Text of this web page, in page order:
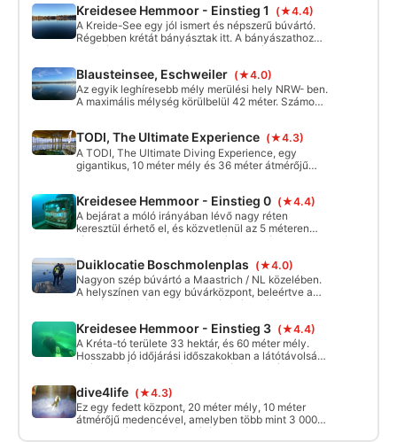
Tauchpartners bis zu einer empfohlenen
Tiefe von 18 Metern selbstständig zu
tauchen. Deine Kurse, die dann auf diesen
Kurs aufbauen findest du unter
mehr Informationen und eine
unverbindliche Beratung rufe doch einfach
mal unverbindlich an. Wir freuen uns über
minősítést. További információkért és
ingyenes konzultációért hívj minket
bizalommal. Várjuk jelentkezésed!
tájvédelmi területen található. Megközelítés
gyaloghidakon keresztül
Kreidesee Hemmoor - Einstieg 1
(★4.4)
A Kreide-See egy jól ismert és népszerű búvártó.
Régebben krétát bányásztak itt. A bányászathoz
szükséges utak, a vibrátor, a teherautók, a
látogatható a víz alatt.
Blausteinsee, Eschweiler (★4.0)
Az egyik leghíresebb mély merülési hely NRW- ben.
A maximális mélység körülbelül 42 méter. Számos
előírásokat. Van egy részletes búvártérkép a
honlapon.
TODI, The Ultimate Experience (★4.3)
A TODI, The Ultimate Diving Experience, egy
gigantikus, 10 méter mély és 36 méter átmérőjű
Kreidesee Hemmoor - Einstieg 0 (★4.4)
A bejárat a móló irányában lévő nagy réten
keresztül érhető el, és közvetlenül az 5 méteren
lévő platformra visz. Nagyon jó ügyességi
Duiklocatie Boschmolenplas (★4.0)
Nagyon szép búvártó a Maastrich / NL közelében.
A helyszínen van egy búvárközpont, beleértve a
töltőállomást és egyéb szolgáltatási ajánlatokat (a
szaniter létesítményeket is. Holland
harapnivalókat, valamint hideg és meleg italokat
kínálnak. A tó alkalmas a kezdőtől a haladóig.
Kreidesee Hemmoor - Einstieg 3 (★4.4)
A Kréta-tó területe 33 hektár, és 60 méter mély.
Hosszabb jó időjárási időszakokban a látótávolság
akár 25 méterre is emelkedhet, így optimális
dive4life (★4.3)
Ez egy fedett központ, 20 méter mély, 10 méter
átmérőjű medencével, amelyben több mint 3 000
000 liter víz található. A látási viszonyok